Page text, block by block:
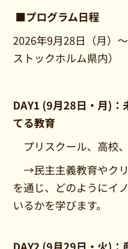
■プログラム日程
2026年9月28日（月）
ストックホルム県内）
DAY1 (9月28日・月)：
てる教育
プリスクール、高校
→民主主義教育やク
を通じ、どのようにイ
いるかを学びます。
DAY2 (9月29日・火)：